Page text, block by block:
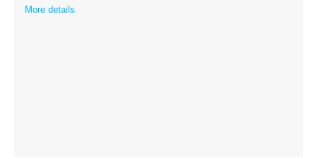
More details